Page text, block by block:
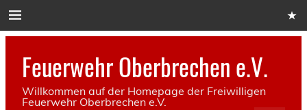
to
Feuerwehr Oberbrechen e.V.
Willkommen auf der Homepage der Freiwilligen
Feuerwehr Oberbrechen e.V.